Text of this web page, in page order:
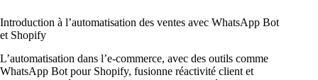
Introduction à l’automatisation des ventes avec WhatsApp Bot
et Shopify
L’automatisation dans l’e-commerce, avec des outils comme
WhatsApp Bot pour Shopify, fusionne réactivité client et